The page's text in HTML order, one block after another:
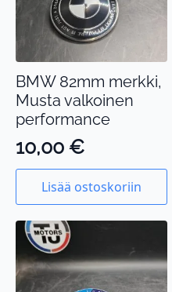
BMW 82mm merkki,
Musta valkoinen
performance
10,00 €
Lisää ostoskoriin